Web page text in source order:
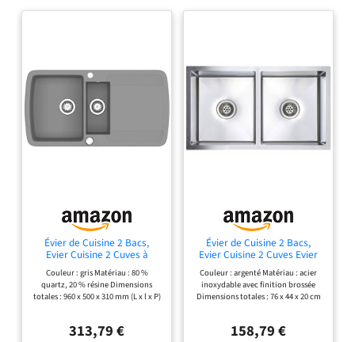
Évier de Cuisine 2 Bacs,
Evier Cuisine 2 Cuves à
Poser en granit Double bac
Gris
Couleur : gris Matériau : 80 %
quartz, 20 % résine Dimensions
totales : 960 x 500 x 310 mm (L x l x P)
petit bac : 160 x 345 x 120 mm (L x l x
313,79 €
Évier de Cuisine 2 Bacs,
Evier Cuisine 2 Cuves Evier
Inox fait à la main Acier
inoxydable
Couleur : argenté Matériau : acier
inoxydable avec finition brossée
Dimensions totales : 76 x 44 x 20 cm
Conception à double vasque extra-
158,79 €